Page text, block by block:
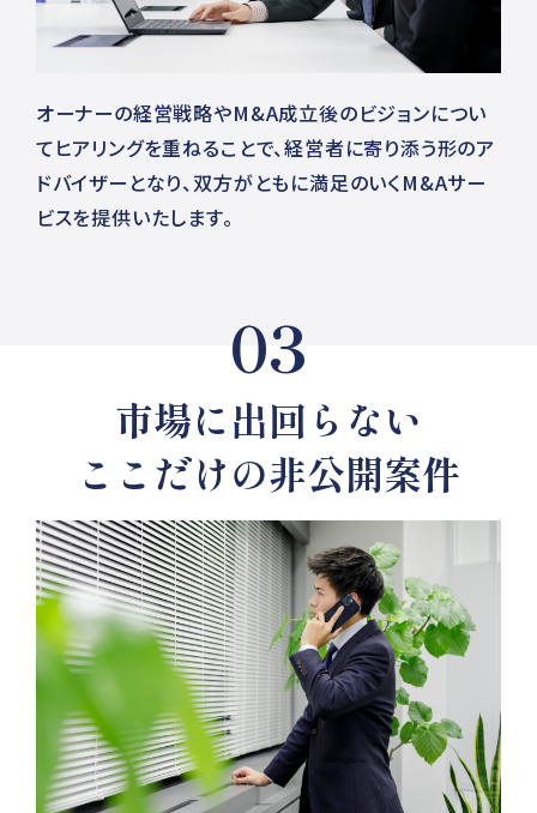
オーナーの経営戦略やM&A成立後のビジョンについ
てヒアリングを重ねることで、経営者に寄り添う形のア
ドバイザーとなり、双方がともに満足のいくM&Aサー
ビスを提供いたします。
03
市場に出回らない
ここだけの非公開案件